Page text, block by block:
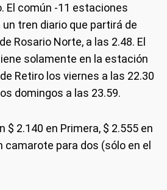
El común -11 estaciones
tren diario que partirá de
Rosario Norte, a las 2.48. El
solamente en la estación
Retiro los viernes a las 22.30
domingos a las 23.59.
$ 2.140 en Primera, $ 2.555 en
camarote para dos (sólo en el